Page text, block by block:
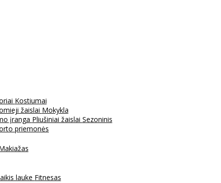
Kostiumai
žaislai Mokykla
įranga Pliušiniai žaislai Sezoninis
priemonės
lauke Fitnesas